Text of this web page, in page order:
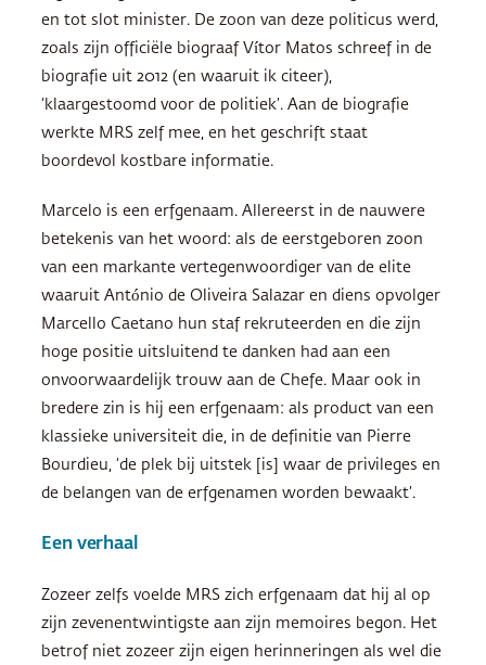
en tot slot minister. De zoon van deze politicus werd,
zoals zijn officiële biograaf Vítor Matos schreef in de
biografie uit 2012 (en waaruit ik citeer),
‘klaargestoomd voor de politiek’. Aan de biografie
werkte MRS zelf mee, en het geschrift staat
boordevol kostbare informatie.
Marcelo is een erfgenaam. Allereerst in de nauwere
betekenis van het woord: als de eerstgeboren zoon
van een markante vertegenwoordiger van de elite
waaruit António de Oliveira Salazar en diens opvolger
Marcello Caetano hun staf rekruteerden en die zijn
hoge positie uitsluitend te danken had aan een
onvoorwaardelijk trouw aan de Chefe. Maar ook in
bredere zin is hij een erfgenaam: als product van een
klassieke universiteit die, in de definitie van Pierre
Bourdieu, ‘de plek bij uitstek [is] waar de privileges en
de belangen van de erfgenamen worden bewaakt’.
Een verhaal
Zozeer zelfs voelde MRS zich erfgenaam dat hij al op
zijn zevenentwintigste aan zijn memoires begon. Het
betrof niet zozeer zijn eigen herinneringen als wel die